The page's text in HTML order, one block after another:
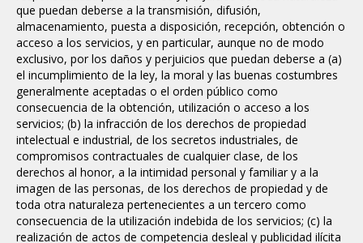
que puedan deberse a la transmisión, difusión,
almacenamiento, puesta a disposición, recepción, obtención o
acceso a los servicios, y en particular, aunque no de modo
exclusivo, por los daños y perjuicios que puedan deberse a (a)
el incumplimiento de la ley, la moral y las buenas costumbres
generalmente aceptadas o el orden público como
consecuencia de la obtención, utilización o acceso a los
servicios; (b) la infracción de los derechos de propiedad
intelectual e industrial, de los secretos industriales, de
compromisos contractuales de cualquier clase, de los
derechos al honor, a la intimidad personal y familiar y a la
imagen de las personas, de los derechos de propiedad y de
toda otra naturaleza pertenecientes a un tercero como
consecuencia de la utilización indebida de los servicios; (c) la
realización de actos de competencia desleal y publicidad ilícita